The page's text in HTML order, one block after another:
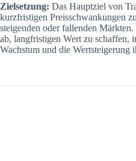
Zielsetzung: Das Hauptziel von
kurzfristigen Preisschwankungen
steigenden oder fallenden
ab, langfristigen Wert zu schaffen,
Wachstum und die Wertsteigerung